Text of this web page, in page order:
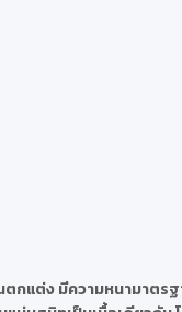
แต่ง มีความหนามาต